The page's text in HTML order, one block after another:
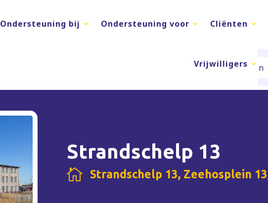
Ondersteuning bij Ondersteuning voor Cliënten
Vrijwilligers
Strandschelp 13
 Strandschelp 13, Zeehosplein